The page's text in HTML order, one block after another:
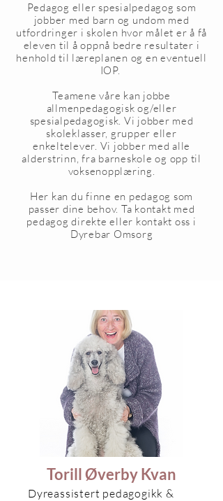
Pedagog eller spesialpedagog som
jobber med barn og undom med
utfordringer i skolen hvor målet er å få
eleven til å oppnå bedre resultater i
henhold til læreplanen og en eventuell
IOP.
Teamene våre kan jobbe
allmenpedagogisk og/eller
spesialpedagogisk. Vi jobber med
skoleklasser, grupper eller
enkeltelever. Vi jobber med alle
alderstrinn, fra barneskole og opp til
voksenopplæring.
Her kan du finne en pedagog som
passer dine behov. Ta kontakt med
pedagog direkte eller kontakt oss i
Dyrebar Omsorg
Torill Øverby Kvan
Dyreassistert pedagogikk &